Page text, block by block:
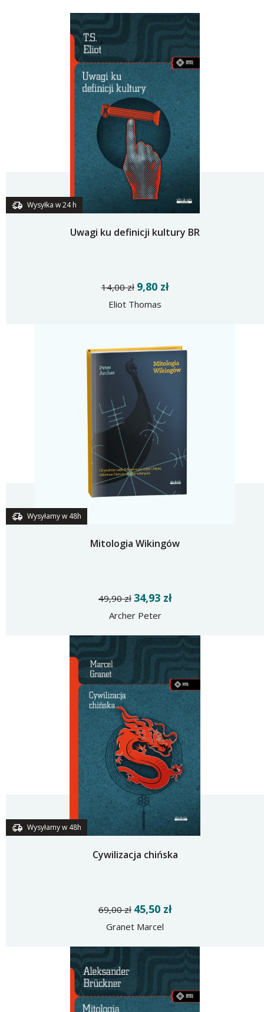
Wysyłka w 24 h
Uwagi ku definicji kultury BR
14,00 zł 9,80 zł
Eliot Thomas
Wysyłamy w 48h
Mitologia Wikingów
49,90 zł 34,93 zł
Archer Peter
Wysyłamy w 48h
Cywilizacja chińska
69,00 zł 45,50 zł
Granet Marcel